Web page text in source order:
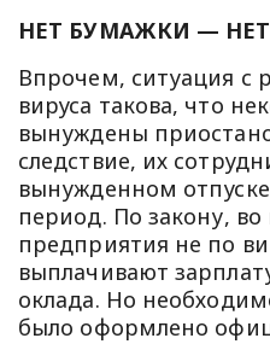
НЕТ БУМАЖКИ —
Впрочем, ситуация с
вируса такова, что
вынуждены
следствие, их
вынужденном
период. По закону,
предприятия не по
выплачивают
оклада. Но
было оформлено